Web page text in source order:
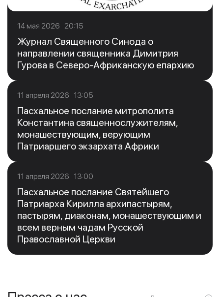
14 мая 2026 20:15
Журнал Священного Синода о
направлении священника Димитрия
Гурова в Северо-Африканскую епархию
11 апреля 2026 13:05
Пасхальное послание митрополита
Константина священнослужителям,
монашествующим, верующим
Патриаршего экзархата Африки
11 апреля 2026 13:00
Пасхальное послание Святейшего
Патриарха Кирилла архипастырям,
пастырям, диаконам, монашествующим и
всем верным чадам Русской
Православной Церкви